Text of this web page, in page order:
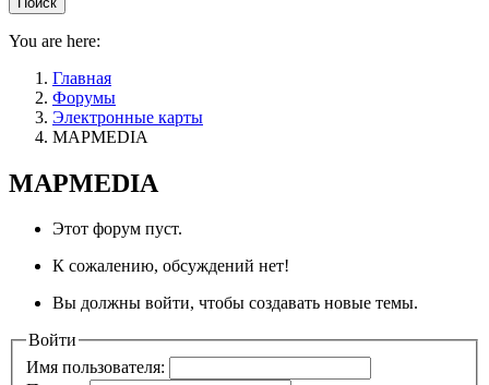
You are here:
Главная
Форумы
Электронные карты
MAPMEDIA
MAPMEDIA
Этот форум пуст.
К сожалению, обсуждений нет!
Вы должны войти, чтобы создавать новые темы.
Войти
Имя пользователя: